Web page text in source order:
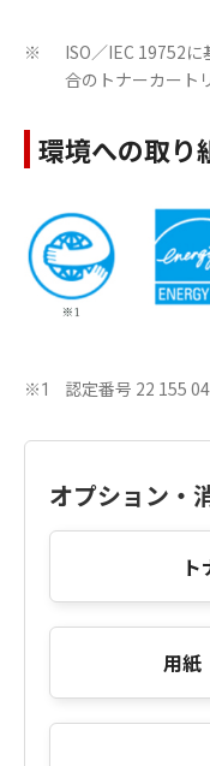
※
ISO／IEC 19752
合のトナーカート
環境への取り
※1 認定番号 22 155
オプション・
用紙